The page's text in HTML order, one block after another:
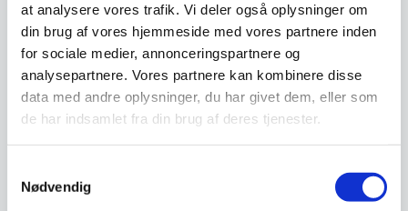
at analysere vores trafik. Vi deler også oplysninger om
din brug af vores hjemmeside med vores partnere inden
for sociale medier, annonceringspartnere og
analysepartnere. Vores partnere kan kombinere disse
data med andre oplysninger, du har givet dem, eller som
de har indsamlet fra din brug af deres tjenester.
Nødvendig
Du må ikke lade knivene være våde i lang tid.
Det kan give korrosion og påvirke farven på din
nye kniv fra Miyabi.
Knivslibning
En Miyabi kniv er meget hard og bør derfor kun
slibesten og derefter en mere finkornet for at få
en god finish. Husk at vedligeholde din kniv – så